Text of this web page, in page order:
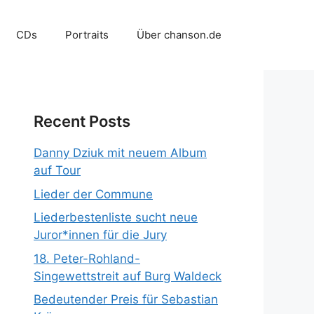
CDs Portraits Über chanson.de
Recent Posts
Danny Dziuk mit neuem Album
auf Tour
Lieder der Commune
Liederbestenliste sucht neue
Juror*innen für die Jury
18. Peter-Rohland-
Singewettstreit auf Burg Waldeck
Bedeutender Preis für Sebastian